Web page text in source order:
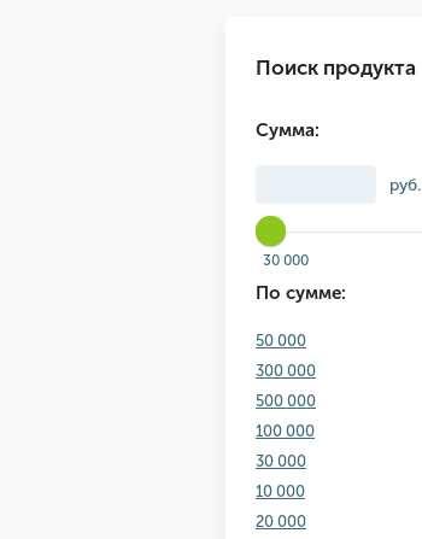
Поиск продукта
Сумма:
руб.
30 000
По сумме:
50 000
300 000
500 000
100 000
30 000
10 000
20 000